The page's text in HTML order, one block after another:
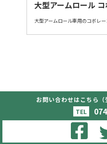
大型アームロール
大型アームロール車用のコボレ
Copyright (c) -
お問い合わせはこちら
TEL